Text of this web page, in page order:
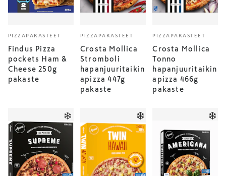
PIZZAPAKASTEET
Findus Pizza
pockets Ham &
Cheese 250g
pakaste
PIZZAPAKASTEET
Crosta Mollica
Stromboli
hapanjuuritaikin
apizza 447g
pakaste
PIZZAPAKASTEET
Crosta Mollica
Tonno
hapanjuuritaikin
apizza 466g
pakaste